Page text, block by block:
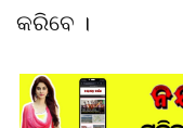
କରିବେ ।